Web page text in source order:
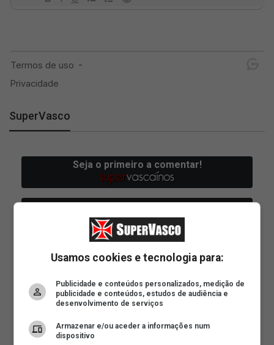
SuperVasco
Usamos cookies e tecnologia para:
Publicidade e conteúdos personalizados, medição de
publicidade e conteúdos, estudos de audiência e
desenvolvimento de serviços
Armazenar e/ou aceder a informações num
dispositivo